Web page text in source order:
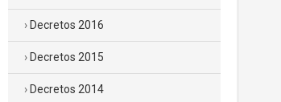
Decretos 2016
Decretos 2015
Decretos 2014